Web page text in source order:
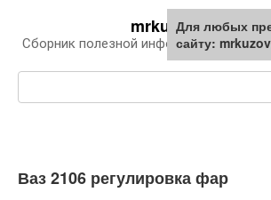
контенту
mrkuzov.ru
Сборник полезной информации про
Ваз 2106 регулировка фар
Для любых
сайту:
Для любых
сайту: